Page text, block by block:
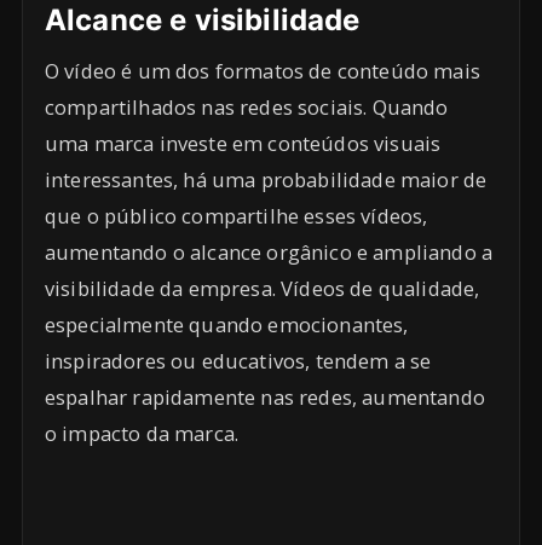
Alcance e visibilidade
O vídeo é um dos formatos de conteúdo mais
compartilhados nas redes sociais. Quando
uma marca investe em conteúdos visuais
interessantes, há uma probabilidade maior de
que o público compartilhe esses vídeos,
aumentando o alcance orgânico e ampliando a
visibilidade da empresa. Vídeos de qualidade,
especialmente quando emocionantes,
inspiradores ou educativos, tendem a se
espalhar rapidamente nas redes, aumentando
o impacto da marca.